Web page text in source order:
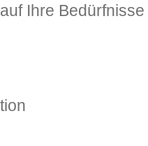
Ihre